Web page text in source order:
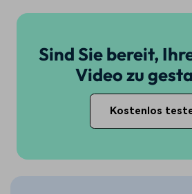
Sind Sie bereit,
Video zu
Kostenlos